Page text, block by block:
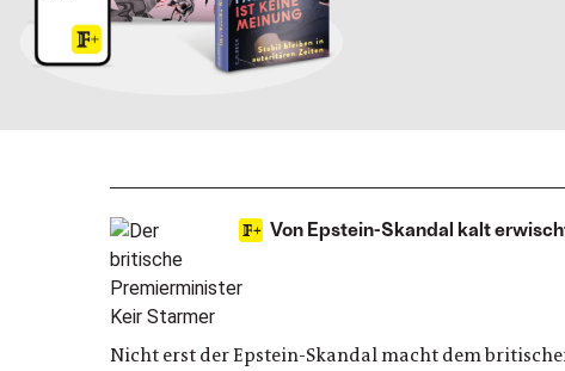
Von Epstein-Skandal kalt
Nicht erst der Epstein-Skandal macht dem